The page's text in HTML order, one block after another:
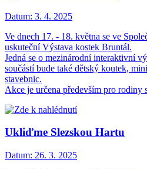
Datum: 3. 4. 2025
Ve dnech 17. - 18. května se ve
uskuteční Výstava kostek Bruntál.
Jedná se o mezinárodní interaktivní
součástí bude také dětský koutek,
stavebnic.
Akce je určena především pro rodiny
Ukliďme Slezskou Hartu
Datum: 26. 3. 2025